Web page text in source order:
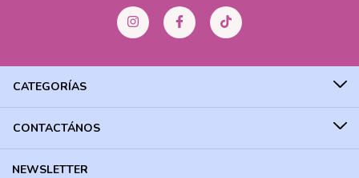
CATEGORÍAS
CONTACTÁNOS
NEWSLETTER